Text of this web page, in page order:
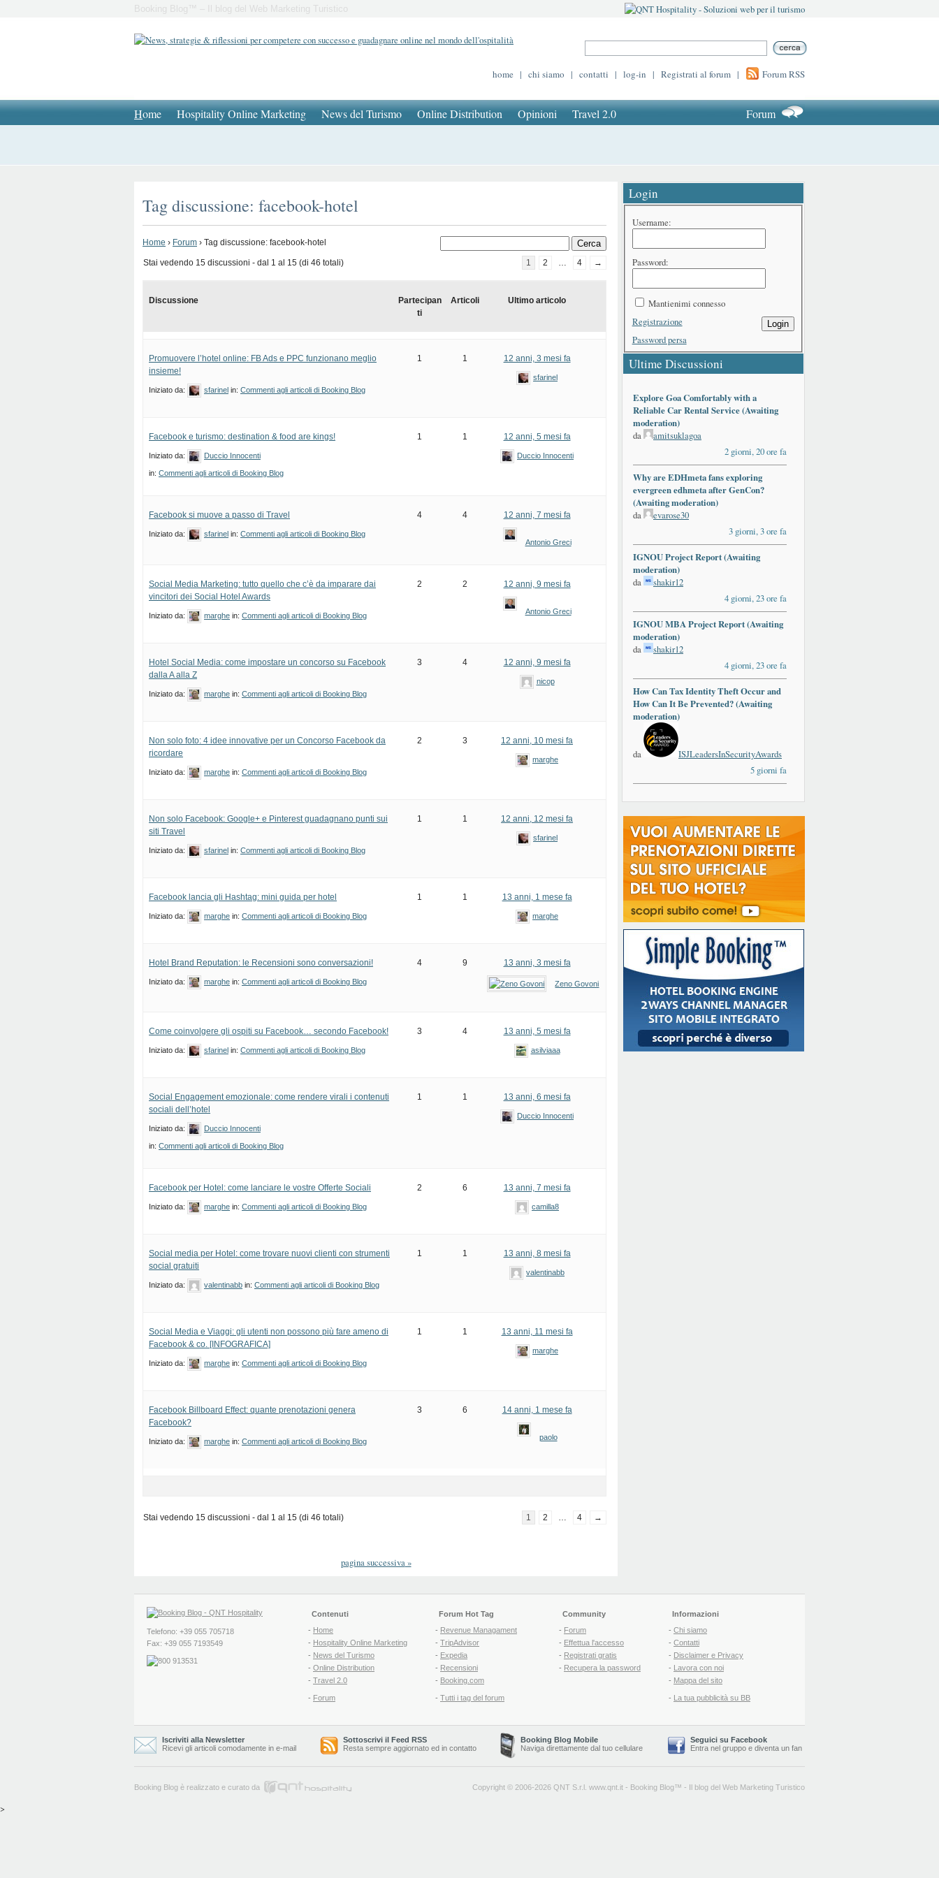
Booking Blog™ – Il blog del Web Marketing Turistico
home | chi siamo | contatti | log-in | Registrati al forum | Forum RSS
Home Hospitality Online Marketing News del Turismo Online Distribution Opinioni Travel 2.0 Forum
Tag discussione: facebook-hotel
Home › Forum › Tag discussione: facebook-hotel
Stai vedendo 15 discussioni - dal 1 al 15 (di 46 totali) 1 2 … 4 →
Discussione
Partecipan
ti
Articoli Ultimo articolo
Promuovere l’hotel online: FB Ads e PPC funzionano meglio
insieme!
Iniziato da: sfarinel in: Commenti agli articoli di Booking Blog
1 1 12 anni, 3 mesi fa
sfarinel
Facebook e turismo: destination & food are kings!
Iniziato da: Duccio Innocenti
in: Commenti agli articoli di Booking Blog
1 1 12 anni, 5 mesi fa
Duccio Innocenti
Facebook si muove a passo di Travel
Iniziato da: sfarinel in: Commenti agli articoli di Booking Blog
4 4 12 anni, 7 mesi fa
Antonio Greci
Social Media Marketing: tutto quello che c’è da imparare dai
vincitori dei Social Hotel Awards
Iniziato da: marghe in: Commenti agli articoli di Booking Blog
2 2 12 anni, 9 mesi fa
Antonio Greci
Hotel Social Media: come impostare un concorso su Facebook
dalla A alla Z
Iniziato da: marghe in: Commenti agli articoli di Booking Blog
3 4 12 anni, 9 mesi fa
nicop
Non solo foto: 4 idee innovative per un Concorso Facebook da
ricordare
Iniziato da: marghe in: Commenti agli articoli di Booking Blog
2 3 12 anni, 10 mesi fa
marghe
Non solo Facebook: Google+ e Pinterest guadagnano punti sui
siti Travel
Iniziato da: sfarinel in: Commenti agli articoli di Booking Blog
1 1 12 anni, 12 mesi fa
sfarinel
Facebook lancia gli Hashtag: mini guida per hotel
Iniziato da: marghe in: Commenti agli articoli di Booking Blog
1 1 13 anni, 1 mese fa
marghe
Hotel Brand Reputation: le Recensioni sono conversazioni!
Iniziato da: marghe in: Commenti agli articoli di Booking Blog
4 9 13 anni, 3 mesi fa
Zeno Govoni
Come coinvolgere gli ospiti su Facebook… secondo Facebook!
Iniziato da: sfarinel in: Commenti agli articoli di Booking Blog
3 4 13 anni, 5 mesi fa
asilviaaa
Social Engagement emozionale: come rendere virali i contenuti
sociali dell’hotel
Iniziato da: Duccio Innocenti
in: Commenti agli articoli di Booking Blog
1 1 13 anni, 6 mesi fa
Duccio Innocenti
Facebook per Hotel: come lanciare le vostre Offerte Sociali
Iniziato da: marghe in: Commenti agli articoli di Booking Blog
2 6 13 anni, 7 mesi fa
camilla8
Social media per Hotel: come trovare nuovi clienti con strumenti
social gratuiti
Iniziato da: valentinabb in: Commenti agli articoli di Booking Blog
1 1 13 anni, 8 mesi fa
valentinabb
Social Media e Viaggi: gli utenti non possono più fare ameno di
Facebook & co. [INFOGRAFICA]
Iniziato da: marghe in: Commenti agli articoli di Booking Blog
1 1 13 anni, 11 mesi fa
marghe
Facebook Billboard Effect: quante prenotazioni genera
Facebook?
Iniziato da: marghe in: Commenti agli articoli di Booking Blog
3 6 14 anni, 1 mese fa
paolo
Stai vedendo 15 discussioni - dal 1 al 15 (di 46 totali) 1 2 … 4 →
pagina successiva»
Login
Username:
Password:
Mantienimi connesso
Login
Registrazione
Password persa
Ultime Discussioni
Explore Goa Comfortably with a
Reliable Car Rental Service (Awaiting
moderation)
da
amitsuklagoa
2 giorni, 20 ore fa
Why are EDHmeta fans exploring
evergreen edhmeta after GenCon?
(Awaiting moderation)
da
evarose30
3 giorni, 3 ore fa
IGNOU Project Report (Awaiting
moderation)
da
shakir12
4 giorni, 23 ore fa
IGNOU MBA Project Report (Awaiting
moderation)
da
shakir12
4 giorni, 23 ore fa
How Can Tax Identity Theft Occur and
How Can It Be Prevented? (Awaiting
moderation)
da
ISJLeadersInSecurityAwards
5 giorni fa
Telefono: +39 055 705718
Fax: +39 055 7193549
Contenuti
- Home
- Hospitality Online Marketing
- News del Turismo
- Online Distribution
- Travel 2.0
- Forum
Forum Hot Tag
- Revenue Managament
- TripAdvisor
- Expedia
- Recensioni
- Booking.com
- Tutti i tag del forum
Community
- Forum
- Effettua l'accesso
- Registrati gratis
- Recupera la password
Informazioni
- Chi siamo
- Contatti
- Disclaimer e Privacy
- Lavora con noi
- Mappa del sito
- La tua pubblicità su BB
Iscriviti alla Newsletter
Ricevi gli articoli comodamente in e-mail
Sottoscrivi il Feed RSS
Resta sempre aggiornato ed in contatto
Booking Blog Mobile
Naviga direttamente dal tuo cellulare
Seguici su Facebook
Entra nel gruppo e diventa un fan
Booking Blog è realizzato e curato da Copyright © 2006-2026 QNT S.r.l. www.qnt.it - Booking Blog™ - Il blog del Web Marketing Turistico
>